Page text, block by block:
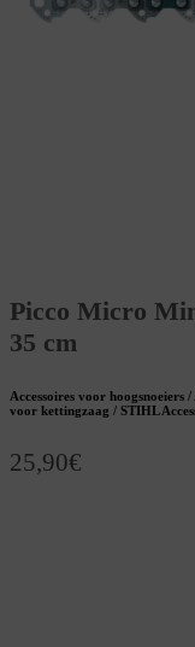
Picco Micro
35 cm
Accessoires voor
voor kettingzaag / STIHL
25,90€